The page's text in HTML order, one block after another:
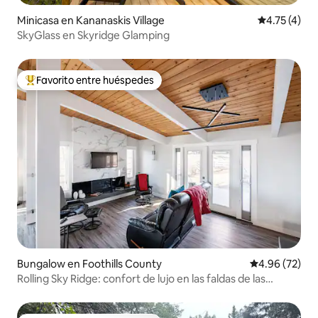
Minicasa en Kananaskis Village Calificación
4.75 (4)
SkyGlass en Skyridge Glamping
De los mejores en Favorito entre huéspedes
Favorito entre huéspedes
Bungalow en Foothills County Calificación
4.96 (72)
Rolling Sky Ridge: confort de lujo en las faldas de las